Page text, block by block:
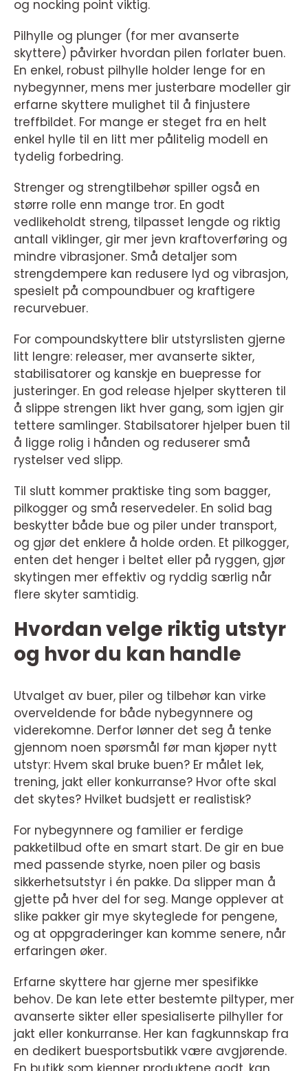
og nocking point viktig.
Pilhylle og plunger (for mer avanserte
skyttere) påvirker hvordan pilen forlater buen.
En enkel, robust pilhylle holder lenge for en
nybegynner, mens mer justerbare modeller gir
erfarne skyttere mulighet til å finjustere
treffbildet. For mange er steget fra en helt
enkel hylle til en litt mer pålitelig modell en
tydelig forbedring.
Strenger og strengtilbehør spiller også en
større rolle enn mange tror. En godt
vedlikeholdt streng, tilpasset lengde og riktig
antall viklinger, gir mer jevn kraftoverføring og
mindre vibrasjoner. Små detaljer som
strengdempere kan redusere lyd og vibrasjon,
spesielt på compoundbuer og kraftigere
recurvebuer.
For compoundskyttere blir utstyrslisten gjerne
litt lengre: releaser, mer avanserte sikter,
stabilisatorer og kanskje en buepresse for
justeringer. En god release hjelper skytteren til
å slippe strengen likt hver gang, som igjen gir
tettere samlinger. Stabilsatorer hjelper buen til
å ligge rolig i hånden og reduserer små
rystelser ved slipp.
Til slutt kommer praktiske ting som bagger,
pilkogger og små reservedeler. En solid bag
beskytter både bue og piler under transport,
og gjør det enklere å holde orden. Et pilkogger,
enten det henger i beltet eller på ryggen, gjør
skytingen mer effektiv og ryddig særlig når
flere skyter samtidig.
Hvordan velge riktig utstyr
og hvor du kan handle
Utvalget av buer, piler og tilbehør kan virke
overveldende for både nybegynnere og
viderekomne. Derfor lønner det seg å tenke
gjennom noen spørsmål før man kjøper nytt
utstyr: Hvem skal bruke buen? Er målet lek,
trening, jakt eller konkurranse? Hvor ofte skal
det skytes? Hvilket budsjett er realistisk?
For nybegynnere og familier er ferdige
pakketilbud ofte en smart start. De gir en bue
med passende styrke, noen piler og basis
sikkerhetsutstyr i én pakke. Da slipper man å
gjette på hver del for seg. Mange opplever at
slike pakker gir mye skyteglede for pengene,
og at oppgraderinger kan komme senere, når
erfaringen øker.
Erfarne skyttere har gjerne mer spesifikke
behov. De kan lete etter bestemte piltyper, mer
avanserte sikter eller spesialiserte pilhyller for
jakt eller konkurranse. Her kan fagkunnskap fra
en dedikert buesportsbutikk være avgjørende.